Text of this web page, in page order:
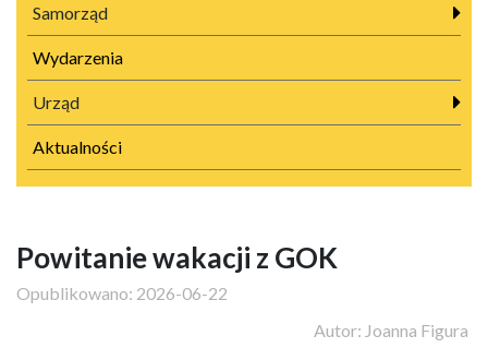
Samorząd
Wydarzenia
Urząd
Aktualności
Powitanie wakacji z GOK
Opublikowano: 2026-06-22
Autor: Joanna Figura